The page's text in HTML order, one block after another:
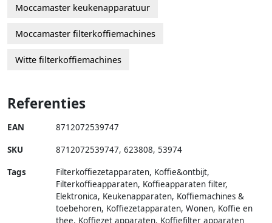
Moccamaster keukenapparatuur
Moccamaster filterkoffiemachines
Witte filterkoffiemachines
Referenties
EAN 8712072539747
SKU 8712072539747, 623808, 53974
Tags
Filterkoffiezetapparaten, Koffie&ontbijt,
Filterkoffieapparaten, Koffieapparaten filter,
Elektronica, Keukenapparaten, Koffiemachines &
toebehoren, Koffiezetapparaten, Wonen, Koffie en
thee, Koffiezet apparaten, Koffiefilter apparaten